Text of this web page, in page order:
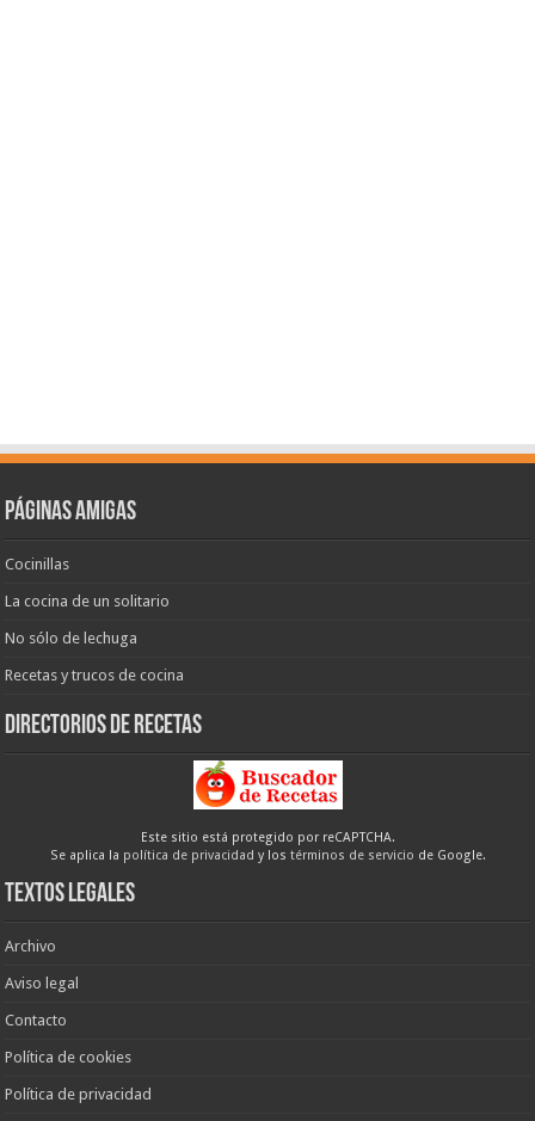
Páginas amigas
Cocinillas
La cocina de un solitario
No sólo de lechuga
Recetas y trucos de cocina
Directorios de recetas
Este sitio está protegido por reCAPTCHA.
Se aplica la política de privacidad y los términos de servicio de Google.
Textos legales
Archivo
Aviso legal
Contacto
Política de cookies
Política de privacidad